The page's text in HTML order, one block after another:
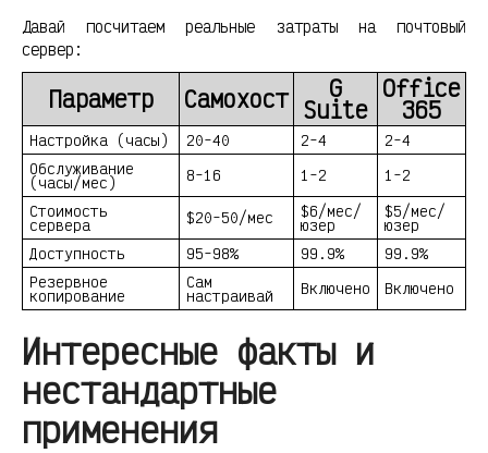
Давай посчитаем реальные затраты на почтовый
сервер:
Параметр Самохост G
Suite
Office
365
Настройка (часы) 20-40 2-4
2-4
Обслуживание
(часы/мес) 8-16 1-2
1-2
Стоимость
сервера $20-50/мес $6/мес/
юзер
$5/мес/
юзер
Доступность
95-98% 99.9%
99.9%
Резервное
копирование
Сам
настраивай Включено Включено
Интересные факты и
нестандартные
применения